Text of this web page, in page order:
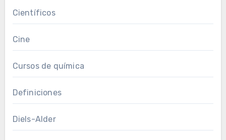
Científicos
Cine
Cursos de química
Definiciones
Diels-Alder